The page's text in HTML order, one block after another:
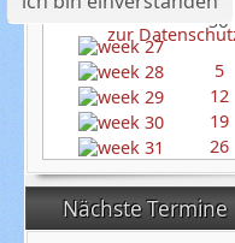
So
5
12
19
26
Nächste Termine
zur